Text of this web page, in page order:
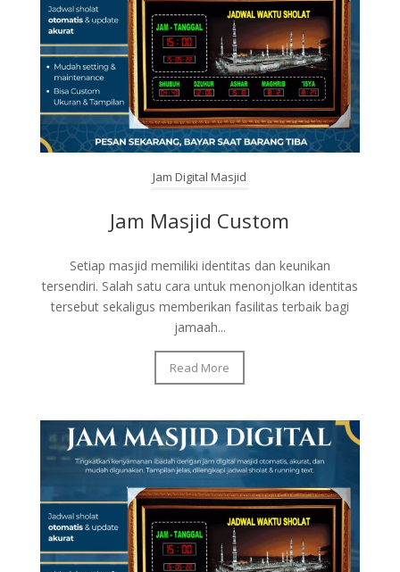
Jam Digital Masjid
Jam Masjid Custom
Setiap masjid memiliki identitas dan keunikan
tersendiri. Salah satu cara untuk menonjolkan identitas
tersebut sekaligus memberikan fasilitas terbaik bagi
jamaah...
Read More